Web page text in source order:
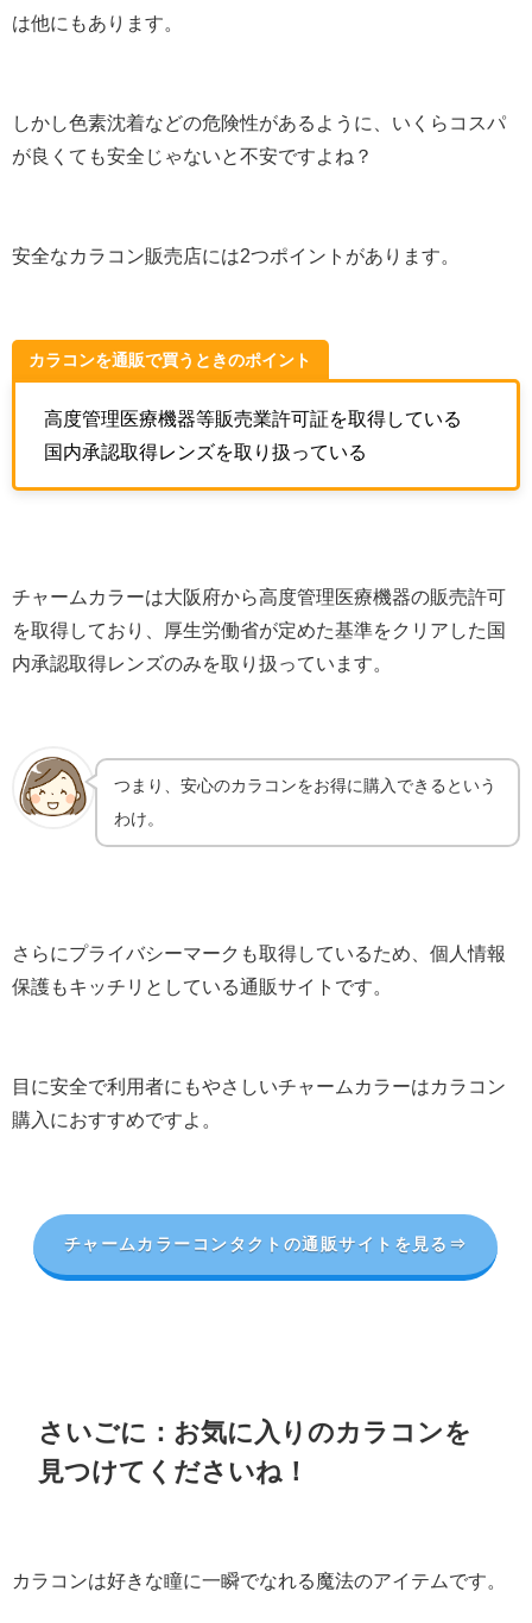
は他にもあります。
しかし色素沈着などの危険性があるように、いくらコスパ
が良くても安全じゃないと不安ですよね？
安全なカラコン販売店には2つポイントがあります。
カラコンを通販で買うときのポイント
高度管理医療機器等販売業許可証を取得している
国内承認取得レンズを取り扱っている
チャームカラーは大阪府から高度管理医療機器の販売許可
を取得しており、厚生労働省が定めた基準をクリアした国
内承認取得レンズのみを取り扱っています。
つまり、安心のカラコンをお得に購入できるという
わけ。
さらにプライバシーマークも取得しているため、個人情報
保護もキッチリとしている通販サイトです。
目に安全で利用者にもやさしいチャームカラーはカラコン
購入におすすめですよ。
チャームカラーコンタクトの通販サイトを見る⇒
さいごに：お気に入りのカラコンを
見つけてくださいね！
カラコンは好きな瞳に一瞬でなれる魔法のアイテムです。